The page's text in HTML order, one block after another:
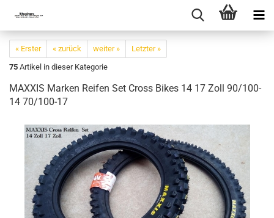
« Erster « zurück weiter »
Letzter »
75 Artikel in dieser Kategorie
MAXXIS Marken Reifen Set Cross Bikes 14 17 Zoll 90/100-
14 70/100-17